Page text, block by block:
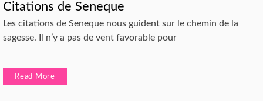
Citations de Seneque
Les citations de Seneque nous guident sur le chemin de la
sagesse. Il n’y a pas de vent favorable pour
Read More